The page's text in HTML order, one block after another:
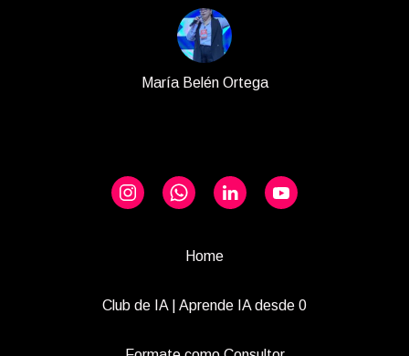
María Belén Ortega
Home
Club de IA | Aprende IA desde 0